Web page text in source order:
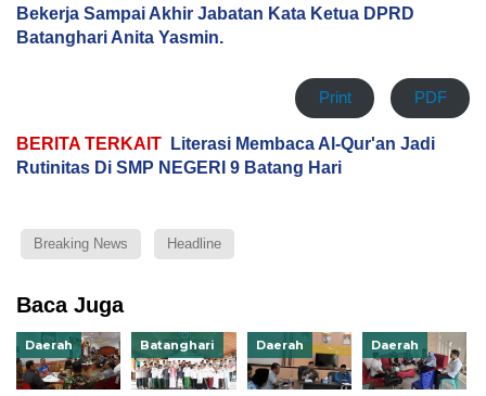
Bekerja Sampai Akhir Jabatan Kata Ketua DPRD
Batanghari Anita Yasmin.
Print PDF
BERITA TERKAIT
Literasi Membaca Al-Qur'an Jadi
Rutinitas Di SMP NEGERI 9 Batang Hari
Breaking News Headline
Baca Juga
Daerah Batanghari Daerah Daerah